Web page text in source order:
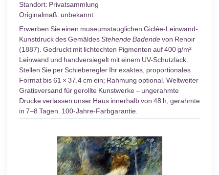
Standort: Privatsammlung
Originalmaß: unbekannt
Erwerben Sie einen museumstauglichen Giclée-Leinwand-
Kunstdruck des GemäldesStehende Badendevon Renoir
(1887). Gedruckt mit lichtechten Pigmenten auf 400 g/m²
Leinwand und handversiegelt mit einem UV-Schutzlack.
Stellen Sie per Schieberegler Ihr exaktes, proportionales
Format bis 61 × 37.4 cm ein; Rahmung optional. Weltweiter
Gratisversand für gerollte Kunstwerke – ungerahmte
Drucke verlassen unser Haus innerhalb von 48 h, gerahmte
in 7–8 Tagen. 100-Jahre-Farbgarantie.